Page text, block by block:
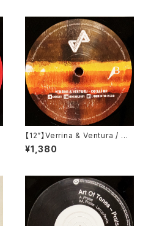
【12”】Verrina & Ventura / Co
clea EP (Propaganda Reco
rds) (PR002)
¥1,380